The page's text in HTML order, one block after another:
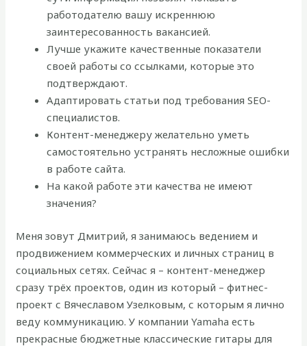
работодателю вашу искреннюю
заинтересованность вакансией.
Лучше укажите качественные показатели
своей работы со ссылками, которые это
подтверждают.
Адаптировать статьи под требования SEO-
специалистов.
Контент-менеджеру желательно уметь
самостоятельно устранять несложные ошибки
в работе сайта.
На какой работе эти качества не имеют
значения?
Меня зовут Дмитрий, я занимаюсь ведением и
продвижением коммерческих и личных страниц в
социальных сетях. Сейчас я – контент-менеджер
сразу трёх проектов, один из который – фитнес-
проект с Вячеславом Узелковым, с которым я лично
веду коммуникацию. У компании Yamaha есть
прекрасные бюджетные классические гитары для